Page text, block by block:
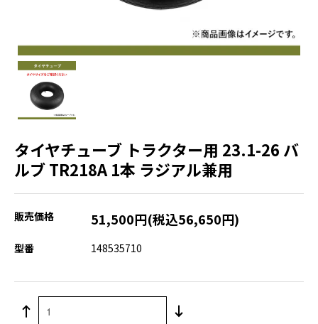
タイヤチューブ トラクター用 23.1-26 バ
ルブ TR218A 1本 ラジアル兼用
販売価格 51,500円(税込56,650円)
型番 148535710